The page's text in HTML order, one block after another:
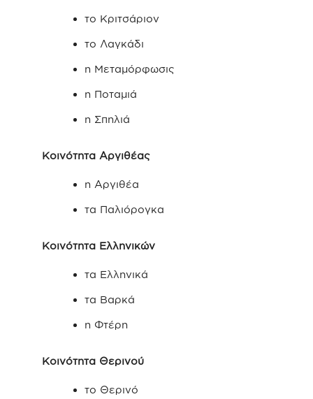
το Κριτσάριον
το Λαγκάδι
η Μεταμόρφωσις
η Ποταμιά
η Σπηλιά
Κοινότητα Αργιθέας
η Αργιθέα
τα Παλιόρογκα
Κοινότητα Ελληνικών
τα Ελληνικά
τα Βαρκά
η Φτέρη
Κοινότητα Θερινού
το Θερινό